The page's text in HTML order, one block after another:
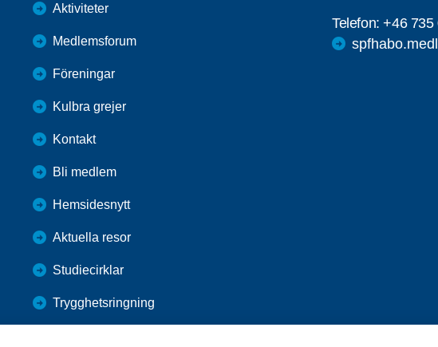
Aktiviteter
Medlemsforum
Föreningar
Kulbra grejer
Kontakt
Bli medlem
Hemsidesnytt
Aktuella resor
Studiecirklar
Trygghetsringning
Telefon:+46 735